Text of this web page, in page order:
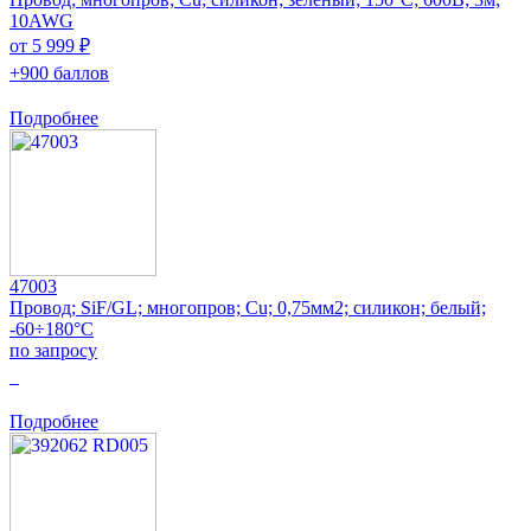
10AWG
от 5 999 ₽
+900 баллов
Подробнее
47003
Провод; SiF/GL; многопров; Cu; 0,75мм2; силикон; белый;
-60÷180°C
по запросу
Подробнее